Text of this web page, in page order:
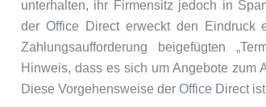
unterhalten, ihr Firmensitz jedoch in
der Office Direct erweckt den Eindruck
Zahlungsaufforderung beigefügten
Hinweis, dass es sich um Angebote zum
Diese Vorgehensweise der Office Direct